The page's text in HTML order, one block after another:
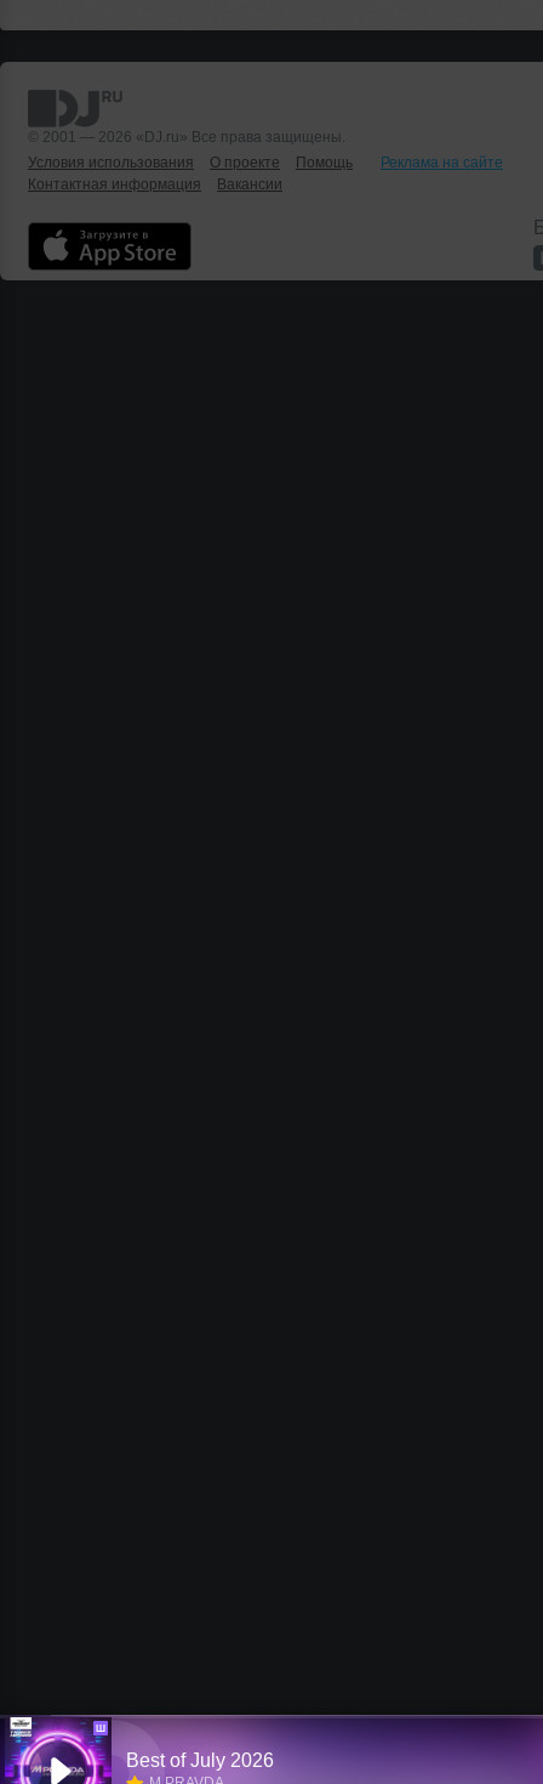
© 2001 — 2026 «DJ.ru» Все права защищены.
Условия использования
О проекте Помощь
Реклама на сайте
Контактная информация
Вакансии
Ш
Best of July 2026